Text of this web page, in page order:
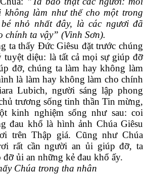
không làm như thế cho một trong
nhỏ nhất đây, là các ngươi đã
chính ta vậy” (Vinh Sơn).
ta thấy Đức Giêsu đặt trước chúng
tuyệt diệu: là tất cả mọi sự giúp đỡ
đỡ, chúng ta làm hay không làm
là làm hay không làm cho chính
Lubich, người sáng lập phong
trương sống tinh thần Tin mừng,
nghiệm sống như sau: coi
đau khổ là hình ảnh Chúa Giêsu
trên Thập giá. Cũng như Chúa
rất cần người an ủi giúp đỡ, ta
ủi an những kẻ đau khổ ấy.
Chúa trong tha nhân